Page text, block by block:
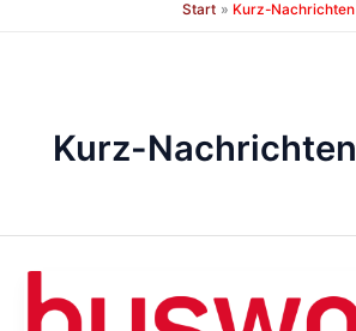
Start Kurz-Nachrichten
Kurz-Nachrichten